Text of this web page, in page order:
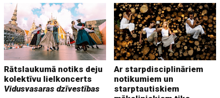
Rātslaukumā notiks deju
kolektīvu lielkoncerts
Vidusvasaras dzīvestības
Ar starpdisciplināriem
notikumiem un
starptautiskiem